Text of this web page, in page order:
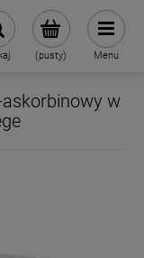
(pusty) Menu
w